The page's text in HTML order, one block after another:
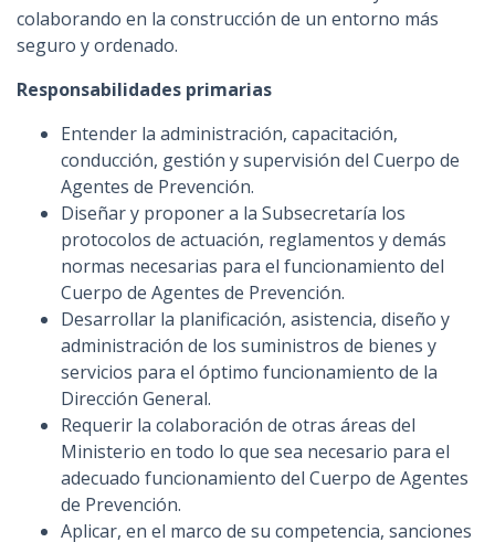
colaborando en la construcción de un entorno más
seguro y ordenado.
Responsabilidades primarias
Entender la administración, capacitación,
conducción, gestión y supervisión del Cuerpo de
Agentes de Prevención.
Diseñar y proponer a la Subsecretaría los
protocolos de actuación, reglamentos y demás
normas necesarias para el funcionamiento del
Cuerpo de Agentes de Prevención.
Desarrollar la planificación, asistencia, diseño y
administración de los suministros de bienes y
servicios para el óptimo funcionamiento de la
Dirección General.
Requerir la colaboración de otras áreas del
Ministerio en todo lo que sea necesario para el
adecuado funcionamiento del Cuerpo de Agentes
de Prevención.
Aplicar, en el marco de su competencia, sanciones